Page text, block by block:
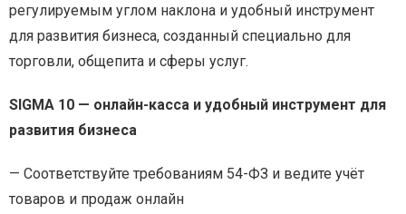
регулируемым углом наклона и удобный инструмент
для развития бизнеса, созданный специально для
торговли, общепита и сферы услуг.
SIGMA 10 — онлайн-касса и удобный инструмент для
развития бизнеса
— Соответствуйте требованиям 54-ФЗ и ведите учёт
товаров и продаж онлайн